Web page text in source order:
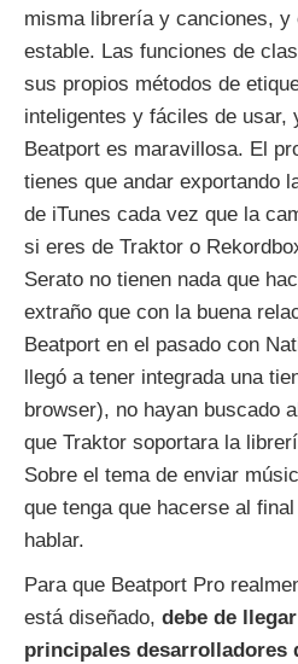
misma librería y canciones, y
estable. Las funciones de
sus propios métodos de
inteligentes y fáciles de usar,
Beatport es maravillosa. El
tienes que andar exportando
de iTunes cada vez que la
si eres de Traktor o
Serato no tienen nada que
extraño que con la buena
Beatport en el pasado con
llegó a tener integrada una
browser), no hayan buscado
que Traktor soportara la
Sobre el tema de enviar
que tenga que hacerse al
hablar.
Para que Beatport Pro
está diseñado, debe de
principales desarrolladores